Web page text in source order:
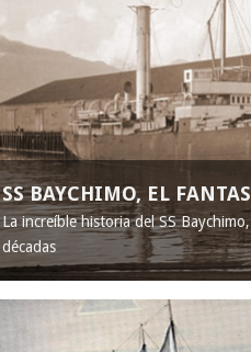
SS BAYCHIMO, EL
La increíble historia del SS
décadas